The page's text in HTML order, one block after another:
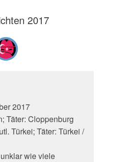
2017
2017
Täter: Cloppenburg
Türkei; Täter: Türkei /
wie viele